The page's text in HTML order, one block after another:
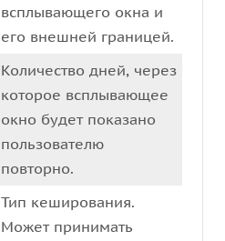
всплывающего окна и
его внешней границей.
Количество дней, через
которое всплывающее
окно будет показано
пользователю
повторно.
Тип кеширования.
Может принимать